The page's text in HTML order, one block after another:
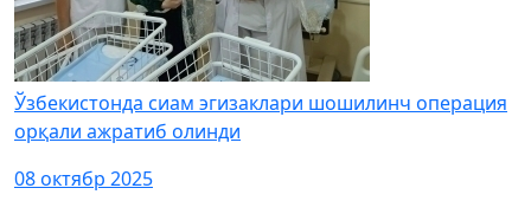
Ўзбекистонда сиам эгизаклари шошилинч операция
орқали ажратиб олинди
08 октябр 2025